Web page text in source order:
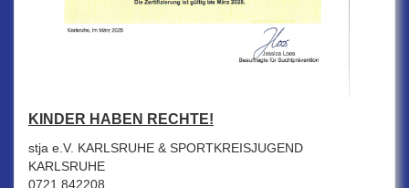
KINDER HABEN RECHTE!
stja e.V. KARLSRUHE & SPORTKREISJUGEND
KARLSRUHE
0721 842208